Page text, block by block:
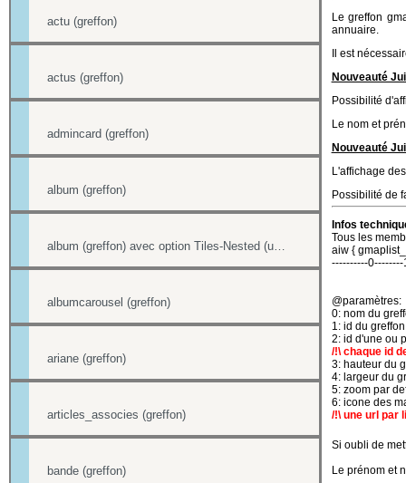
actu (greffon)
actus (greffon)
admincard (greffon)
album (greffon)
album (greffon) avec option Tiles-Nested (unitegallery)
albumcarousel (greffon)
ariane (greffon)
articles_associes (greffon)
bande (greffon)
Le greffon
annuaire.
Il est
Nouveauté
Possibilité
Le nom et
Nouveauté
L'affichage
Possibilité de
Infos
Tous les
aiw {
----------
@paramètres:
0: nom du
1: id du
2: id d'une ou
/!\ chaque id
3: hauteur du
4: largeur du
5: zoom par
6: icone des
/!\ une url par
Si oubli de
Le prénom et